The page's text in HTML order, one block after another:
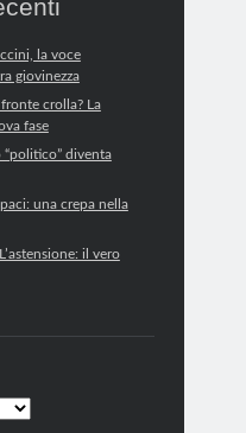
la voce
giovinezza
crolla? La
fase
“politico” diventa
una crepa nella
L’astensione: il vero